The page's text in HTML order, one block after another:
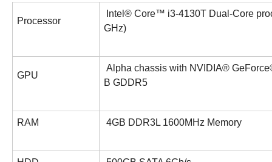
Processor
Intel® Core™ i3-4130T Dual-Core
GHz)
GPU
Alpha chassis with NVIDIA®
B GDDR5
RAM 4GB DDR3L 1600MHz Memory